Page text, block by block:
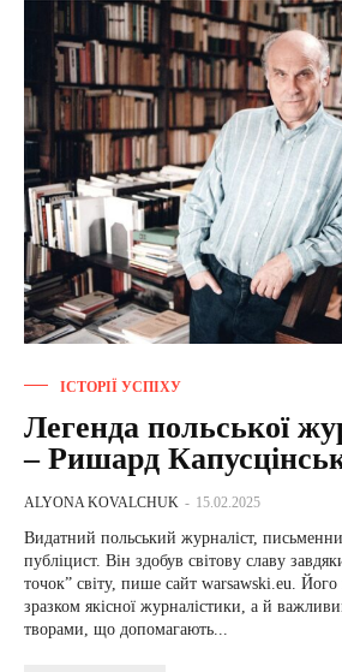
ІСТОРІЇ УСПІХУ
Легенда польської
– Ришард
ALYONA KOVALCHUK - 15.02.2025
Видатний польський журналіст,
публіцист. Він здобув світову славу
точок” світу, пише сайт warsawski.eu.
зразком якісної журналістики, а й
творами, що допомагають...